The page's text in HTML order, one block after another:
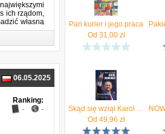
ich rządom,
własną
w życiu faceta (2025)
06.05.2025
Ranking:
- -
Pan kurier i jego praca
Od 31,00zł
Skąd się wziął Karol Nawrocki? prof. Nowak rozmawia z prezydentem Premiera
Od 49,96 zł